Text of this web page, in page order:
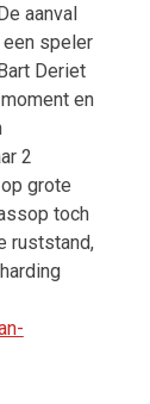
aanval
speler
Deriet
en
2
grote
toch
ruststand,